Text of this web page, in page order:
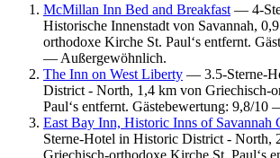
McMillan Inn Bed and Breakfast — 4-
Historische Innenstadt von Savannah,
orthodoxe Kirche St. Paul‘s entfernt.
— Außergewöhnlich.
The Inn on West Liberty — 3.5-Sterne-
District - North, 1,4 km von Griechisch-
Paul‘s entfernt. Gästebewertung: 9,8/
East Bay Inn, Historic Inns of Savannah
Sterne-Hotel in Historic District - North,
Griechisch-orthodoxe Kirche St. Paul‘s